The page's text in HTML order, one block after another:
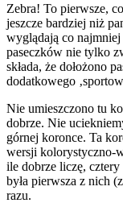
Zebra! To pierwsze,
jeszcze bardziej niż
wyglądają co
paseczków nie tylko
składa, że dołożono
dodatkowego
Nie umieszczono tu
dobrze. Nie
górnej koronce. Ta
wersji kolorystyczno-
ile dobrze liczę,
była pierwsza z nich
razu.